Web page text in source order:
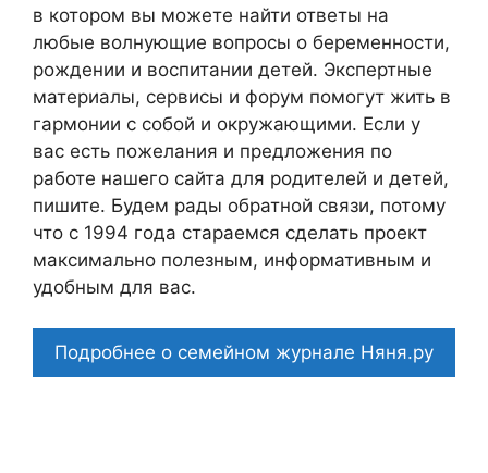
в котором вы можете найти ответы на
любые волнующие вопросы о беременности,
рождении и воспитании детей. Экспертные
материалы, сервисы и форум помогут жить в
гармонии с собой и окружающими. Если у
вас есть пожелания и предложения по
работе нашего сайта для родителей и детей,
пишите. Будем рады обратной связи, потому
что c 1994 года стараемся сделать проект
максимально полезным, информативным и
удобным для вас.
Подробнее о семейном журнале Няня.ру